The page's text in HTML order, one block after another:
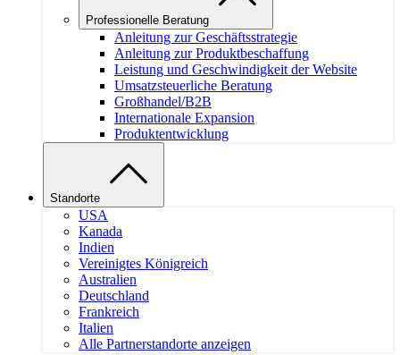
Professionelle Beratung
Anleitung zur Geschäftsstrategie
Anleitung zur Produktbeschaffung
Leistung und Geschwindigkeit der Website
Umsatzsteuerliche Beratung
Großhandel/B2B
Internationale Expansion
Produktentwicklung
Standorte
USA
Kanada
Indien
Vereinigtes Königreich
Australien
Deutschland
Frankreich
Italien
Alle Partnerstandorte anzeigen